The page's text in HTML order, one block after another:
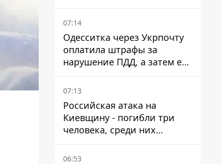
07:14
Одесситка через Укрпочту
оплатила штрафы за
нарушение ПДД, а затем ее
счета заблокировали - в
чем причина и что решил
07:13
Российская атака на
Киевщину - погибли три
человека, среди них
ребенок 2022 года
рождения
06:53